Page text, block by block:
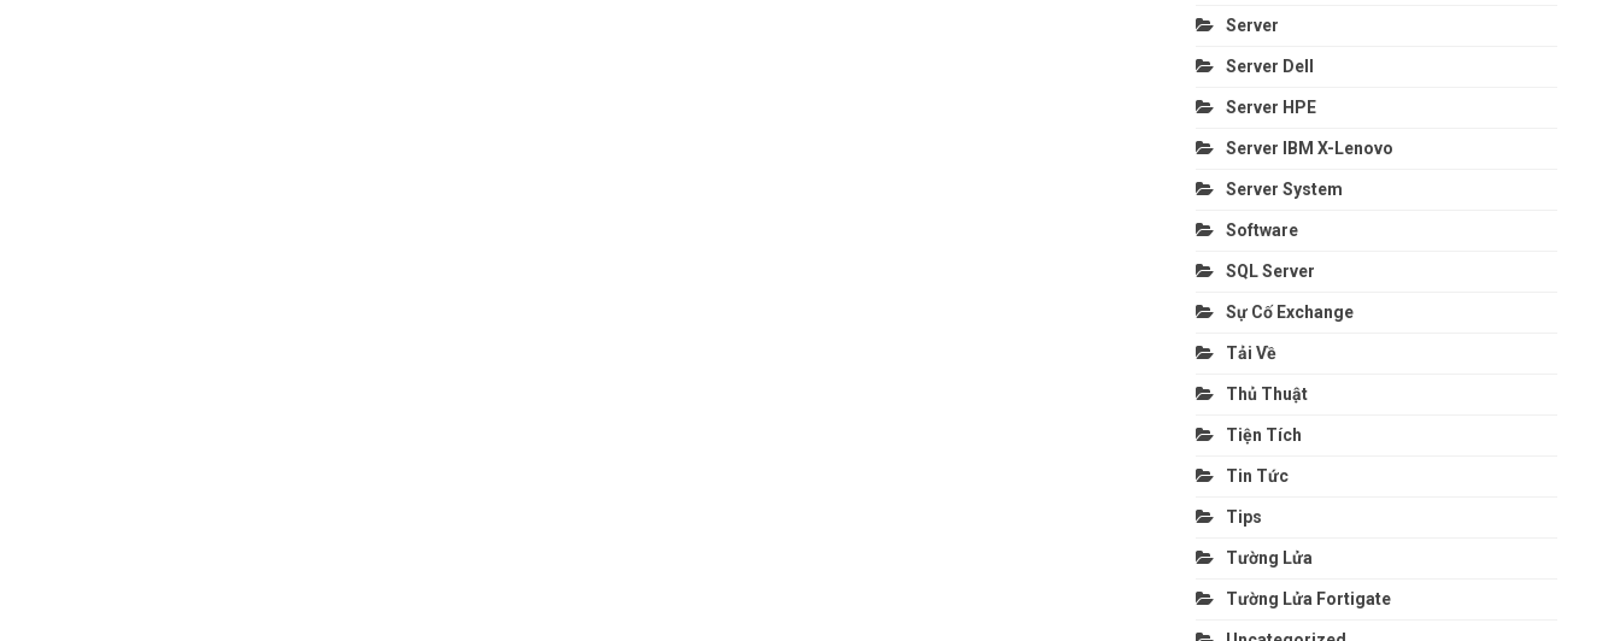
Server
Server Dell
Server HPE
Server IBM X-Lenovo
Server System
Software
SQL Server
Sự Cố Exchange
Tải Về
Thủ Thuật
Tiện Tích
Tin Tức
Tips
Tường Lửa
Tường Lửa Fortigate